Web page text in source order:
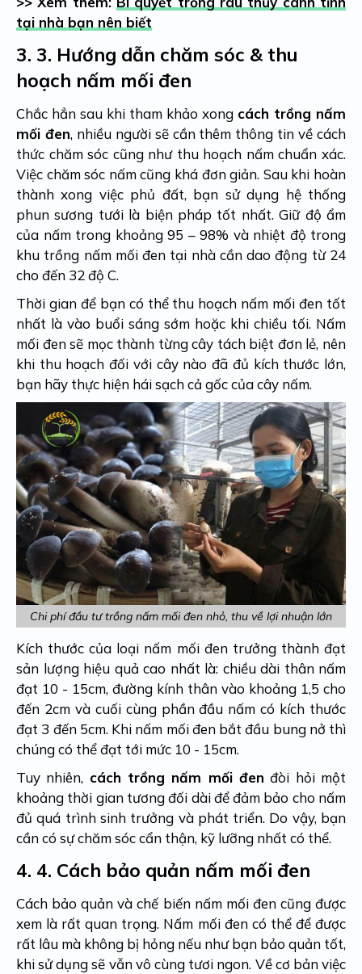
tại nhà bạn nên biết
3. 3. Hướng dẫn chăm sóc & thu
hoạch nấm mối đen
Chắc hẳn sau khi tham khảo xong cách trồng nấm
mối đen, nhiều người sẽ cần thêm thông tin về cách
thức chăm sóc cũng như thu hoạch nấm chuẩn xác.
Việc chăm sóc nấm cũng khá đơn giản. Sau khi hoàn
thành xong việc phủ đất, bạn sử dụng hệ thống
phun sương tưới là biện pháp tốt nhất. Giữ độ ẩm
của nấm trong khoảng 95 – 98% và nhiệt độ trong
khu trồng nấm mối đen tại nhà cần dao động từ 24
cho đến 32 độ C.
Thời gian để bạn có thể thu hoạch nấm mối đen tốt
nhất là vào buổi sáng sớm hoặc khi chiều tối. Nấm
mối đen sẽ mọc thành từng cây tách biệt đơn lẻ, nên
khi thu hoạch đối với cây nào đã đủ kích thước lớn,
bạn hãy thực hiện hái sạch cả gốc của cây nấm.
Chi phí đầu tư trồng nấm mối đen nhỏ, thu về lợi nhuận lớn
Kích thước của loại nấm mối đen trưởng thành đạt
sản lượng hiệu quả cao nhất là: chiều dài thân nấm
đạt 10 - 15cm, đường kính thân vào khoảng 1,5 cho
đến 2cm và cuối cùng phần đầu nấm có kích thước
đạt 3 đến 5cm. Khi nấm mối đen bắt đầu bung nở thì
chúng có thể đạt tới mức 10 - 15cm.
Tuy nhiên, cách trồng nấm mối đen đòi hỏi một
khoảng thời gian tương đối dài để đảm bảo cho nấm
đủ quá trình sinh trưởng và phát triển. Do vậy, bạn
cần có sự chăm sóc cẩn thận, kỹ lưỡng nhất có thể.
4. 4. Cách bảo quản nấm mối đen
Cách bảo quản và chế biến nấm mối đen cũng được
xem là rất quan trọng. Nấm mối đen có thể để được
rất lâu mà không bị hỏng nếu như bạn bảo quản tốt,
khi sử dụng sẽ vẫn vô cùng tươi ngon. Về cơ bản việc